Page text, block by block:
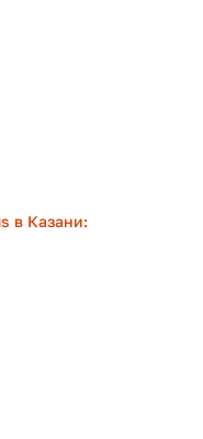
в Казани: